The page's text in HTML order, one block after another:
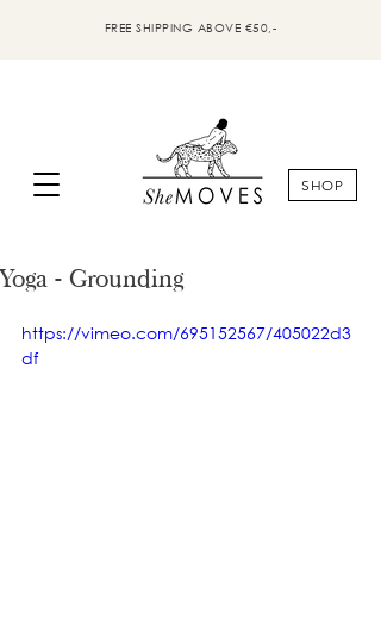
FREE SHIPPING ABOVE €50,-
SHOP
Yoga - Grounding
https://vimeo.com/695152567/405022d3
df